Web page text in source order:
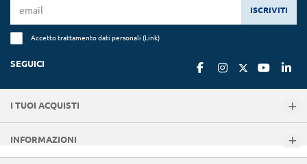
ISCRIVITI
Accetto trattamento dati personali (Link)
SEGUICI
I TUOI ACQUISTI
INFORMAZIONI